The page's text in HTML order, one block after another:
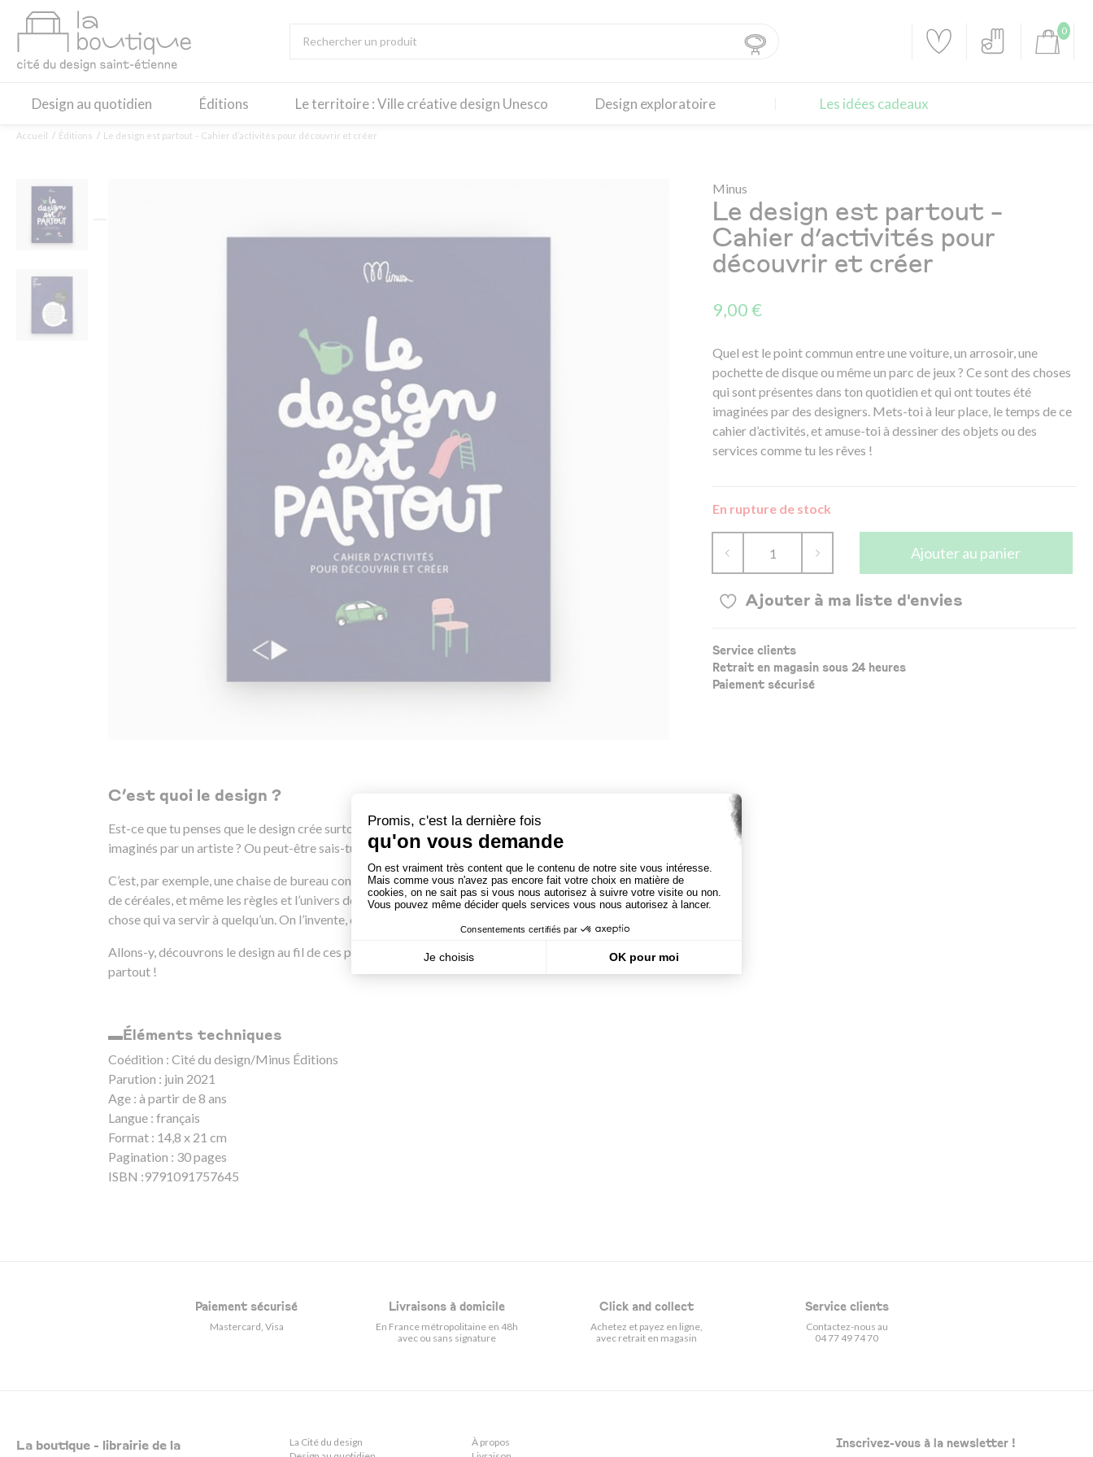
0
Design au quotidien Éditions Le territoire : Ville créative design Unesco Design exploratoire Les idées cadeaux
Accueil Éditions Le design est partout – Cahier d’activités pour découvrir et créer
C’est quoi le design ?
Est-ce que tu penses que le design crée surtout des beaux objets, chers et originaux ? Des objets
imaginés par un artiste ? Ou peut-être sais-tu que le design est autour de nous ?
C’est, par exemple, une chaise de bureau confortable pour travailler ou le graphisme sur un emballage
de céréales, et même les règles et l’univers de ton jeu vidéo préféré. Le design, c’est concevoir une
chose qui va servir à quelqu’un. On l’invente, on la dessine puis on la fabrique.
Allons-y, découvrons le design au fil de ces pages et après, c’est certain, tu verras qu’il est vraiment
partout !
▬Éléments techniques
Coédition : Cité du design/Minus Éditions
Parution : juin 2021
Age : à partir de 8 ans
Langue : français
Format : 14,8 x 21 cm
Pagination : 30 pages
ISBN :9791091757645
Minus
Le design est partout –
Cahier d’activités pour
découvrir et créer
9,00 €
Quel est le point commun entre une voiture, un arrosoir, une
pochette de disque ou même un parc de jeux ? Ce sont des choses
qui sont présentes dans ton quotidien et qui ont toutes été
imaginées par des designers. Mets-toi à leur place, le temps de ce
cahier d’activités, et amuse-toi à dessiner des objets ou des
services comme tu les rêves !
En rupture de stock
Ajouter au panier
Ajouter à ma liste d'envies
Service clients
Retrait en magasin sous 24 heures
Paiement sécurisé
Paiement sécurisé
Mastercard, Visa
Livraisons à domicile
En France métropolitaine en 48h
avec ou sans signature
Click and collect
Achetez et payez en ligne,
avec retrait en magasin
Service clients
Contactez-nous au
04 77 49 74 70
La boutique - librairie de la
La Cité du design
À propos
Inscrivez-vous à la newsletter !